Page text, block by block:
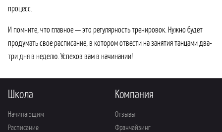
процесс.
И помните, что главное — это регулярность тренировок. Нужно будет
продумать свое расписание, в котором отвести на занятия танцами два-
три дня в неделю. Успехов вам в начинании!
Школа
Начинающим
Расписание
Компания
Отзывы
Франчайзинг